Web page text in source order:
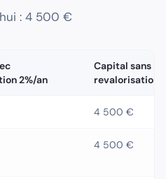
: 4 500 €
2%/an
Capital sans
revalorisation
4 500 €
4 500 €